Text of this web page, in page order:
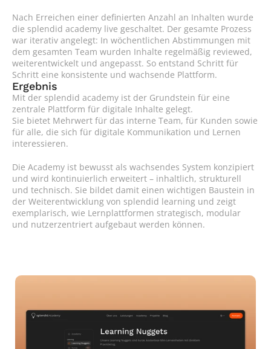
Nach Erreichen einer definierten Anzahl an Inhalten wurde
die splendid academy live geschaltet. Der gesamte Prozess
war iterativ angelegt: In wöchentlichen Abstimmungen mit
dem gesamten Team wurden Inhalte regelmäßig reviewed,
weiterentwickelt und angepasst. So entstand Schritt für
Schritt eine konsistente und wachsende Plattform.
Ergebnis
Mit der splendid academy ist der Grundstein für eine
zentrale Plattform für digitale Inhalte gelegt.
Sie bietet Mehrwert für das interne Team, für Kunden sowie
für alle, die sich für digitale Kommunikation und Lernen
interessieren.
Die Academy ist bewusst als wachsendes System konzipiert
und wird kontinuierlich erweitert – inhaltlich, strukturell
und technisch. Sie bildet damit einen wichtigen Baustein in
der Weiterentwicklung von splendid learning und zeigt
exemplarisch, wie Lernplattformen strategisch, modular
und nutzerzentriert aufgebaut werden können.